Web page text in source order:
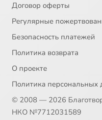
Договор оферты
Регулярные
Безопасность платежей
Политика возврата
О проекте
Политика персональных
© 2008 — 2026
НКО №7712031589